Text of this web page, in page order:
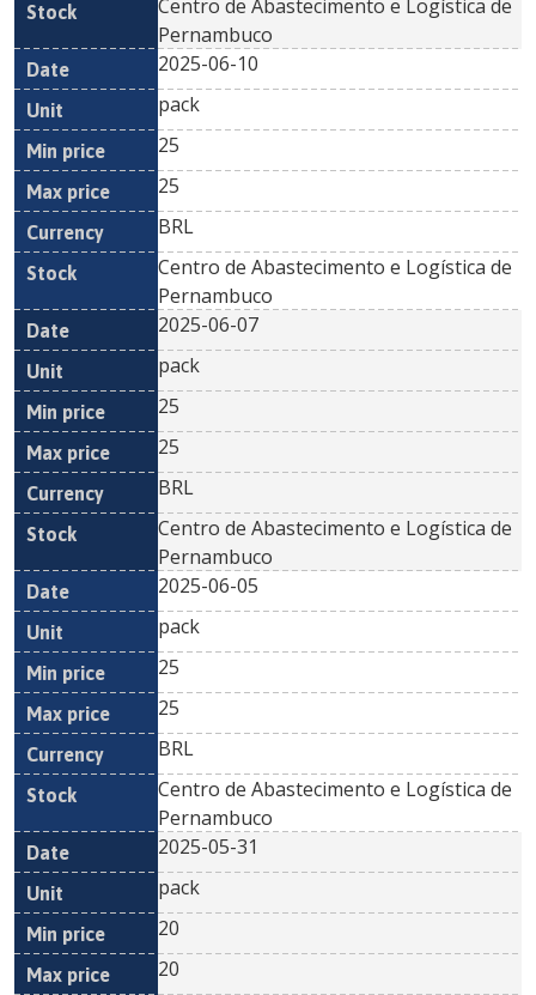
Centro de Abastecimento e Logística de
Pernambuco
2025-06-10
pack
25
25
BRL
Centro de Abastecimento e Logística de
Pernambuco
2025-06-07
pack
25
25
BRL
Centro de Abastecimento e Logística de
Pernambuco
2025-06-05
pack
25
25
BRL
Centro de Abastecimento e Logística de
Pernambuco
2025-05-31
pack
20
20